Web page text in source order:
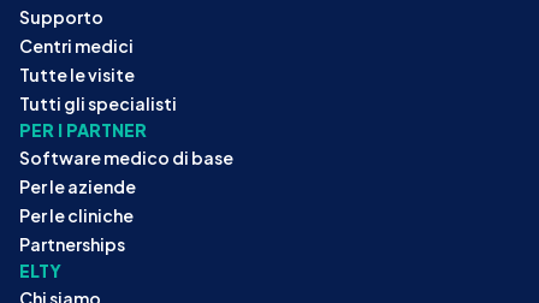
Supporto
Centri medici
Tutte le visite
Tutti gli specialisti
PER I PARTNER
Software medico di base
Per le aziende
Per le cliniche
Partnerships
ELTY
Chi siamo